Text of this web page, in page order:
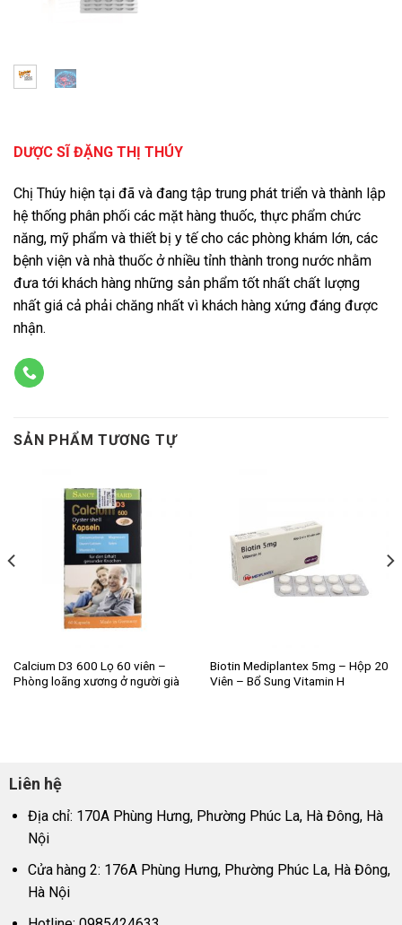
DƯỢC SĨ ĐẶNG THỊ THÚY
Chị Thúy hiện tại đã và đang tập trung phát triển và thành lập
hệ thống phân phối các mặt hàng thuốc, thực phẩm chức
năng, mỹ phẩm và thiết bị y tế cho các phòng khám lớn, các
bệnh viện và nhà thuốc ở nhiều tỉnh thành trong nước nhằm
đưa tới khách hàng những sản phẩm tốt nhất chất lượng
nhất giá cả phải chăng nhất vì khách hàng xứng đáng được
nhận.
SẢN PHẨM TƯƠNG TỰ
Calcium D3 600 Lọ 60 viên –
Phòng loãng xương ở người già
Biotin Mediplantex 5mg – Hộp 20
Viên – Bổ Sung Vitamin H
Liên hệ
Địa chỉ: 170A Phùng Hưng, Phường Phúc La, Hà Đông, Hà
Nội
Cửa hàng 2: 176A Phùng Hưng, Phường Phúc La, Hà Đông,
Hà Nội